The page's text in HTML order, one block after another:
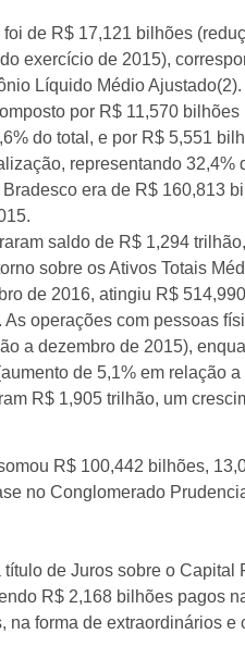
de R$ 17,121 bilhões
exercício de 2015),
Líquido Médio Ajustado(2).
por R$ 11,570
do total, e por R$ 5,551
representando 32,4%
era de R$ 160,813
saldo de R$ 1,294
sobre os Ativos Totais
de 2016, atingiu R$
operações com pessoas
a dezembro de 2015),
de 5,1% em relação
R$ 1,905 trilhão, um
R$ 100,442 bilhões,
no Conglomerado
de Juros sobre o Capital
R$ 2,168 bilhões pagos
forma de extraordinários e